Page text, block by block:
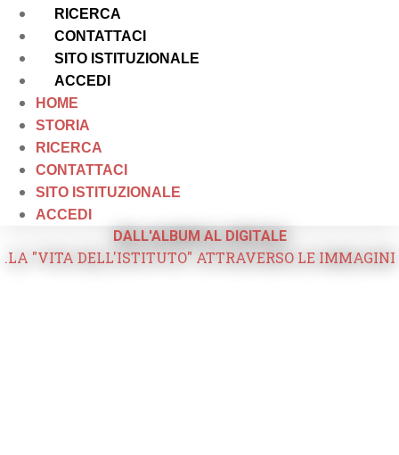
RICERCA
CONTATTACI
SITO ISTITUZIONALE
ACCEDI
HOME
STORIA
RICERCA
CONTATTACI
SITO ISTITUZIONALE
ACCEDI
DALL'ALBUM AL DIGITALE
.LA "VITA DELL'ISTITUTO" ATTRAVERSO LE IMMAGINI